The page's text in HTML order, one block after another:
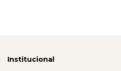
Institucional